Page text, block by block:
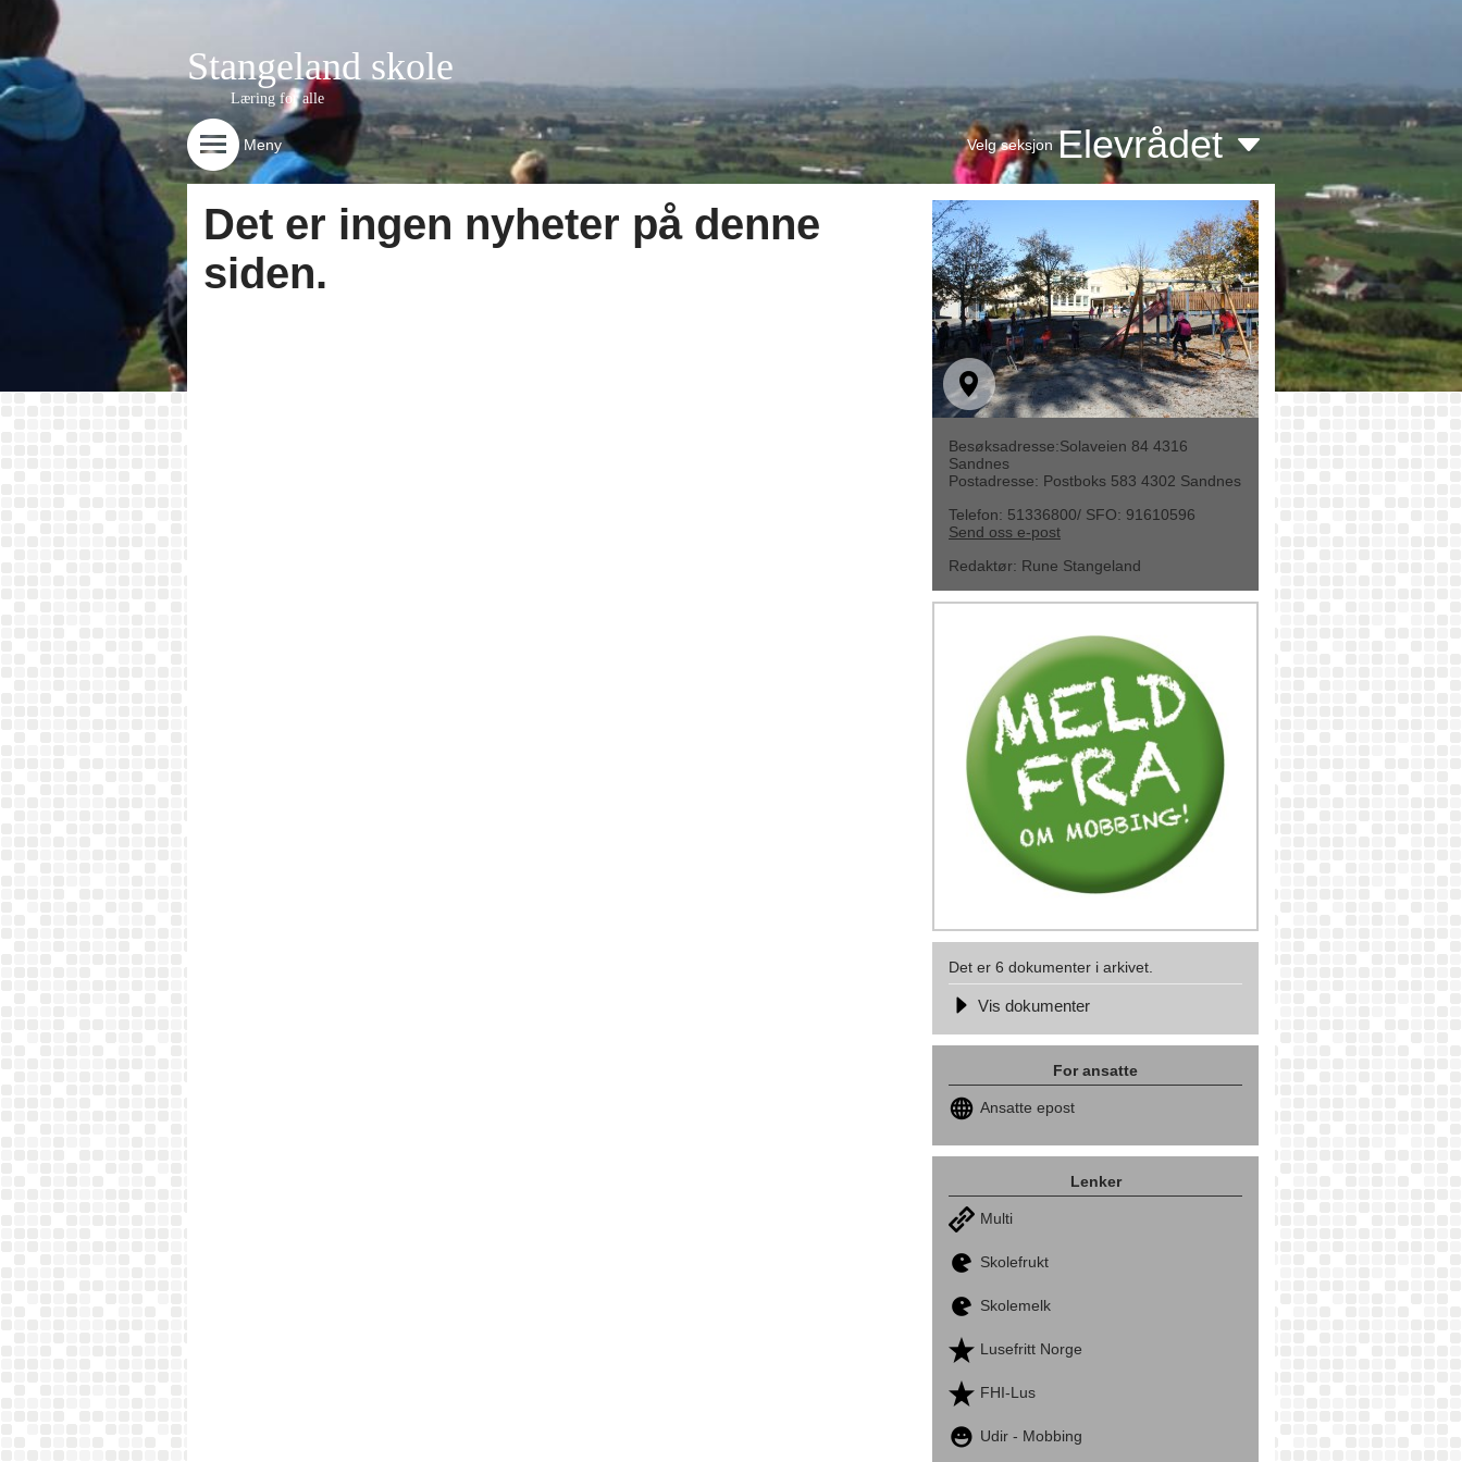
Stangeland skole
Læring for alle
Meny Velg seksjon Elevrådet
Besøksadresse:Solaveien 84 4316
Sandnes
Postadresse: Postboks 583 4302 Sandnes
Telefon: 51336800/ SFO: 91610596
Send oss e-post
Redaktør: Rune Stangeland
Det er 6 dokumenter i arkivet.
Vis dokumenter
For ansatte
Ansatte epost
Lenker
Multi
Skolefrukt
Skolemelk
Lusefritt Norge
FHI-Lus
Udir - Mobbing
Det er ingen nyheter på denne
siden.